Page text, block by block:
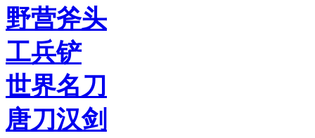
野营斧头
工兵铲
世界名刀
唐刀汉剑